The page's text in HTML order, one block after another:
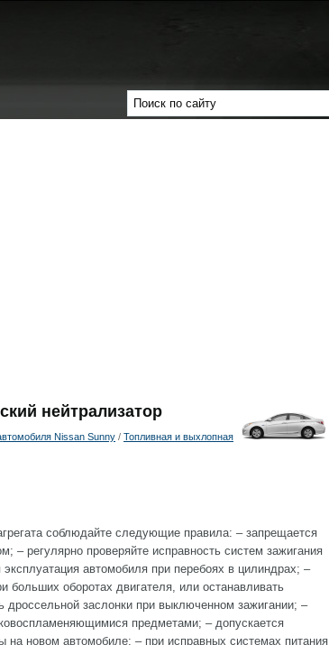
нейтрализатор
Nissan Sunny / Топливная и выхлопная
соблюдайте следующие правила: – запрещается
– регулярно проверяйте исправность систем зажигания
автомобиля при перебоях в цилиндрах; –
больших оборотах двигателя, или останавливать
дроссельной заслонки при выключенном зажигании; –
предметами; – допускается
на новом автомобиле; – при исправных системах питания